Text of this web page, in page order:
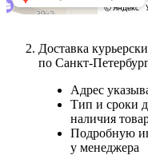
Доставка
по Санкт-
Адрес
Тип и сроки
наличия
Подробную
у менеджера